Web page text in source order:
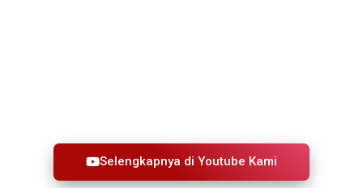
Selengkapnya di Youtube Kami